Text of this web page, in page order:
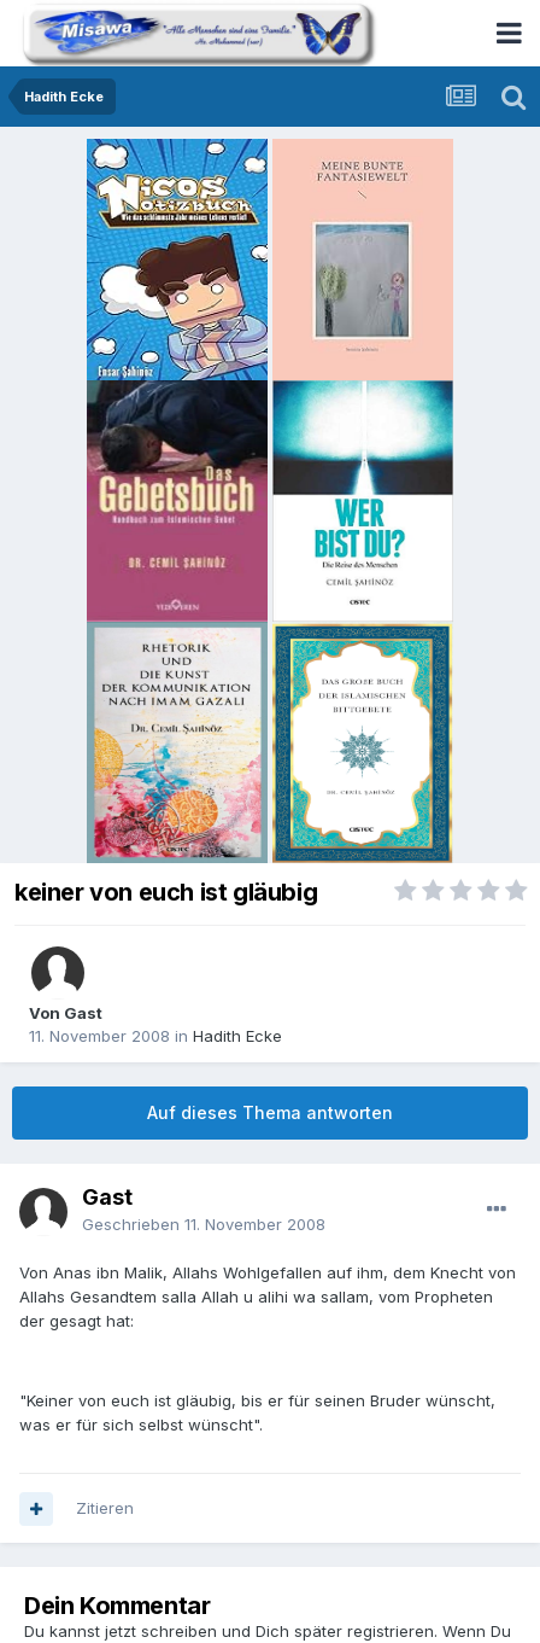
Hadith Ecke
keiner von euch ist gläubig
Von Gast
11. November 2008 in Hadith Ecke
Auf dieses Thema antworten
Gast
Geschrieben 11. November 2008
Von Anas ibn Malik, Allahs Wohlgefallen auf ihm, dem Knecht von
Allahs Gesandtem salla Allah u alihi wa sallam, vom Propheten
der gesagt hat:
"Keiner von euch ist gläubig, bis er für seinen Bruder wünscht,
was er für sich selbst wünscht".
Zitieren
Dein Kommentar
Du kannst jetzt schreiben und Dich später registrieren. Wenn Du